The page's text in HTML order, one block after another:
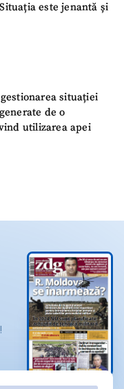
este jenantă și
situației
de o
utilizarea apei